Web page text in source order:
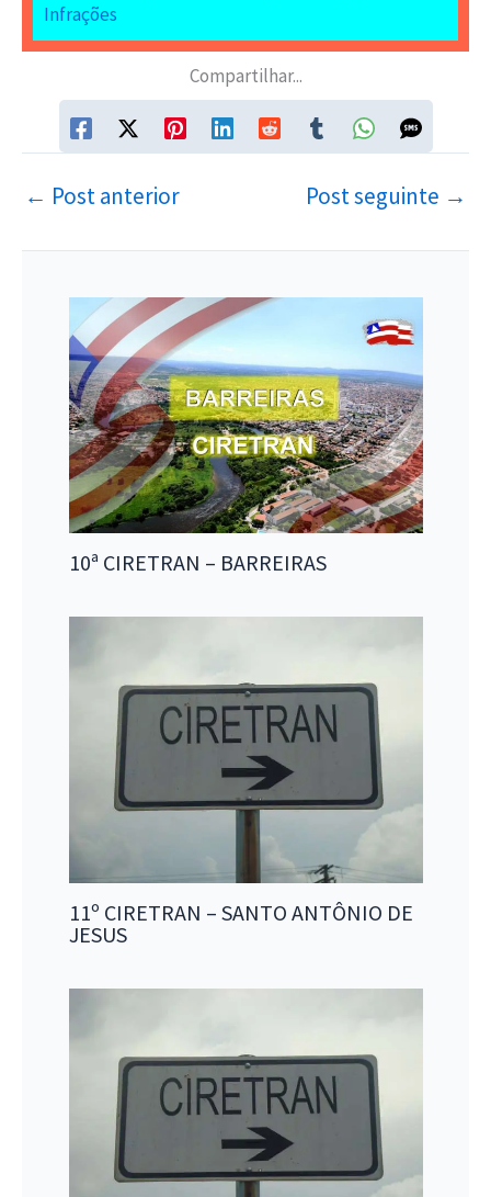
Infrações
Compartilhar...
← Post anterior Post seguinte →
10ª CIRETRAN – BARREIRAS
11º CIRETRAN – SANTO ANTÔNIO DE
JESUS